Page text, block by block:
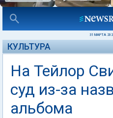
31 МАРТА
КУЛЬТУРА
На Тейлор
суд из-за
альбома